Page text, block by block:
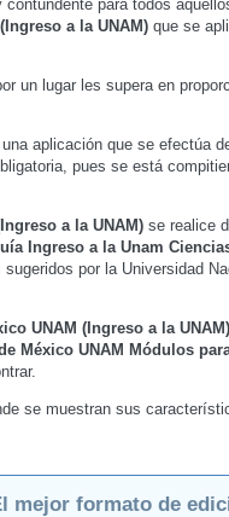
para todos
a la UNAM) que se
un lugar les supera en
aplicación que se efectúa
pues se está
a la UNAM) se realice
Ingreso a la Unam
por la Universidad
UNAM (Ingreso a la UNAM)
México UNAM Módulos
se muestran sus
mejor formato de